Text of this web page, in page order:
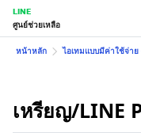
LINE
ศูนย์ช่วยเหลือ
หน้าหลัก ไอเทมแบบมีค่าใช้จ่าย
เหรียญ/LINE